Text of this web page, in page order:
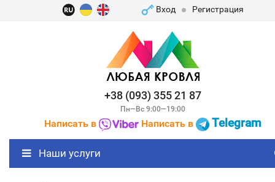
Вход Регистрация
+38 (093) 355 21 87
Пн—Вс 9:00—19:00
Написать в Написать в Telegram
Наши услуги